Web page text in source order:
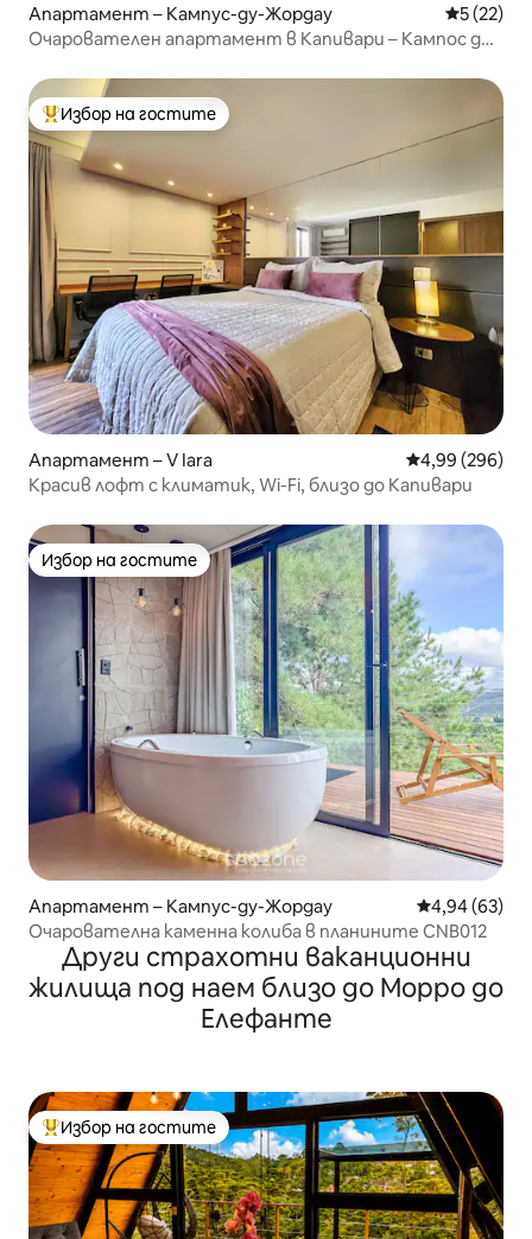
Апартамент – Кампус-ду-Жордау Средна
5 (22)
Очарователен апартамент в Капивари – Кампос до
Най-популярен избор на гостите
Избор на гостите
Апартамент – V Iara Средна
4,99 (296)
Красив лофт с климатик, Wi-Fi, близо до Капивари
Избор на гостите
Избор на гостите
Апартамент – Кампус-ду-Жордау Средна
4,94 (63)
Очарователна каменна колиба в планините CNB012
Други страхотни ваканционни
жилища под наем близо до Морро до
Елефанте
Най-популярен избор на гостите
Избор на гостите